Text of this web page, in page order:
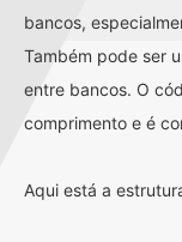
bancos,
Também pode ser
entre bancos. O
comprimento e é
Aqui está a